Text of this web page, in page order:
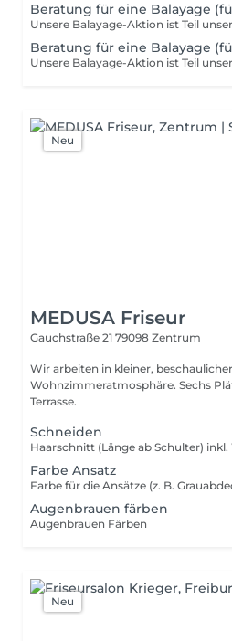
Beratung für eine Balayage
Beratung für eine Balayage
Neu
MEDUSA Friseur
Gauchstraße 21 79098 Zentrum
Wir arbeiten in kleiner, beschaulicher
Wohnzimmeratmosphäre. Sechs Plätze und gemütliche
Terrasse.
Schneiden
Farbe Ansatz
Augenbrauen färben
Augenbrauen Färben
Neu